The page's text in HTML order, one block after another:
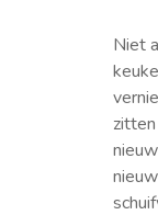
Niet